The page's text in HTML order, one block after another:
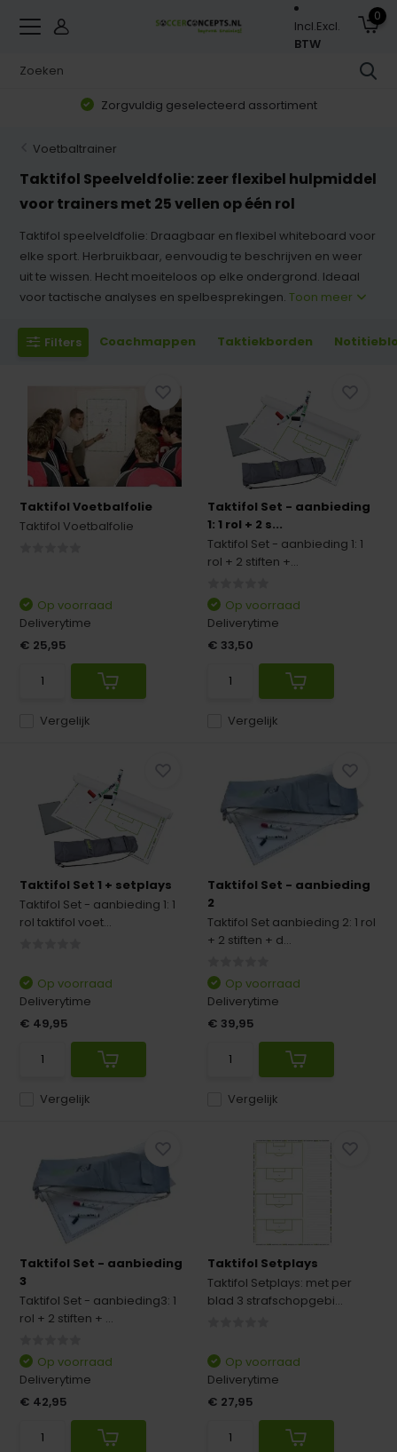
Incl.Excl.
BTW
0
Zorgvuldig geselecteerd assortiment
Voetbaltrainer
Taktifol Speelveldfolie: zeer flexibel hulpmiddel
voor trainers met 25 vellen op één rol
Taktifol speelveldfolie: Draagbaar en flexibel whiteboard voor
elke sport. Herbruikbaar, eenvoudig te beschrijven en weer
uit te wissen. Hecht moeiteloos op elke ondergrond. Ideaal
voor tactische analyses en spelbesprekingen.Toon meer
Filters Coachmappen Taktiekborden
Taktifol Voetbalfolie
Taktifol Voetbalfolie
Vergelijk
Op voorraad
Deliverytime
€ 25,95
Taktifol Set - aanbieding
1: 1 rol + 2 s...
Taktifol Set - aanbieding 1: 1
rol + 2 stiften +...
Vergelijk
Op voorraad
Deliverytime
€ 33,50
Taktifol Set 1 + setplays
Taktifol Set - aanbieding 1: 1
rol taktifol voet...
Vergelijk
Op voorraad
Deliverytime
€ 49,95
Taktifol Set - aanbieding
2
Taktifol Set aanbieding 2: 1 rol
+ 2 stiften + d...
Vergelijk
Op voorraad
Deliverytime
€ 39,95
Taktifol Set - aanbieding
3
Taktifol Set - aanbieding3: 1
rol + 2 stiften + ...
Op voorraad
Deliverytime
€ 42,95
Taktifol Setplays
Taktifol Setplays: met per
blad 3 strafschopgebi...
Op voorraad
Deliverytime
€ 27,95